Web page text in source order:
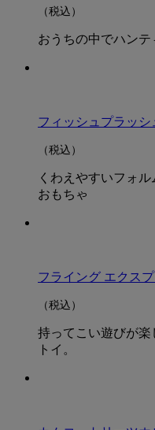
（税込）
おうちの中でハン
フィッシュプラッシ
（税込）
くわえやすいフォ
おもちゃ
フライング エクス
（税込）
持ってこい遊びが
トイ。